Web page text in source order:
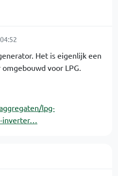
Het is eigenlijk een
voor LPG.
lpg-
inverter…